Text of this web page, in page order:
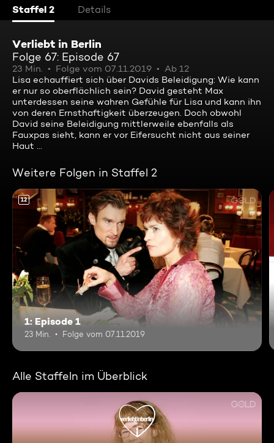
Staffel 2 Details
Verliebt in Berlin
Folge 67: Episode 67
23 Min. Folge vom 07.11.2019
Ab 12
Lisa echauffiert sich über Davids Beleidigung: Wie kann
er nur so oberflächlich sein? David gesteht Max
unterdessen seine wahren Gefühle für Lisa und kann ihn
von deren Ernsthaftigkeit überzeugen. Doch obwohl
David seine Beleidigung mittlerweile ebenfalls als
Fauxpas sieht, kann er vor Eifersucht nicht aus seiner
Haut ...
Weitere Folgen in Staffel 2
12
1: Episode 1
23 Min. Folge vom 07.11.2019
Alle Staffeln im Überblick